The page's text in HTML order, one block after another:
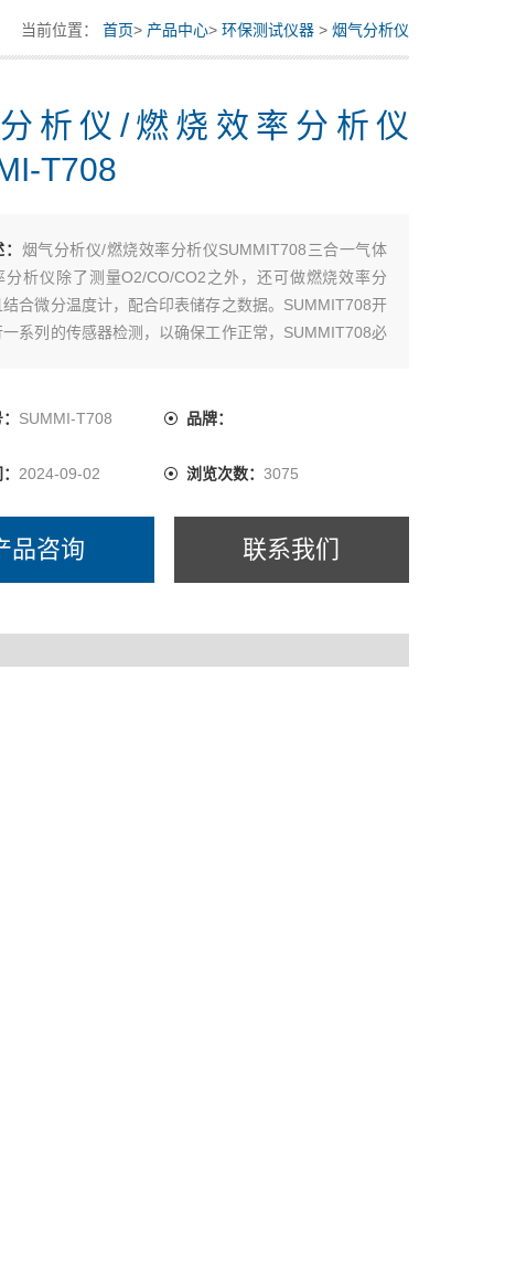
当前位置： 首页> 产品中心> 环保测试仪器 > 烟气分析仪
析仪/燃烧效率分析仪
T708
烟气分析仪/燃烧效率分析仪SUMMIT708三合一气体
分析仪除了测量O2/CO/CO2之外，还可做燃烧效率分
合微分温度计，配合印表储存之数据。SUMMIT708开
系列的传感器检测，以确保工作正常，SUMMIT708必
SUMMI-T708 品牌：
2024-09-02 浏览次数： 3075
品咨询 联系我们